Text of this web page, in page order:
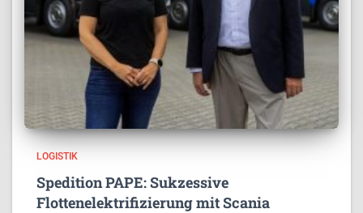
LOGISTIK
Spedition PAPE: Sukzessive
Flottenelektrifizierung mit Scania